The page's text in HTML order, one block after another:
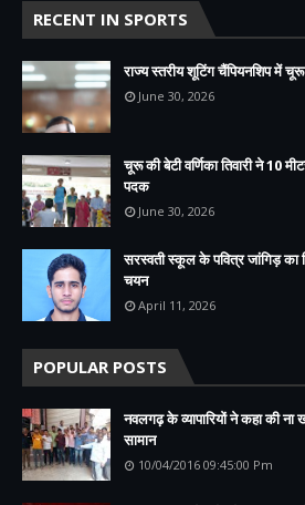
RECENT IN SPORTS
राज्य स्तरीय शूटिंग चैंपियनशिप में चूरू
June 30, 2026
चूरू की बेटी वर्णिका तिवारी ने 10
पदक
June 30, 2026
सरस्वती स्कूल के पवित्र जांगिड़
चयन
April 11, 2026
POPULAR POSTS
नवलगढ़ के व्यापारियों ने कहा की
सामान
10/04/2016 09:45:00 Pm